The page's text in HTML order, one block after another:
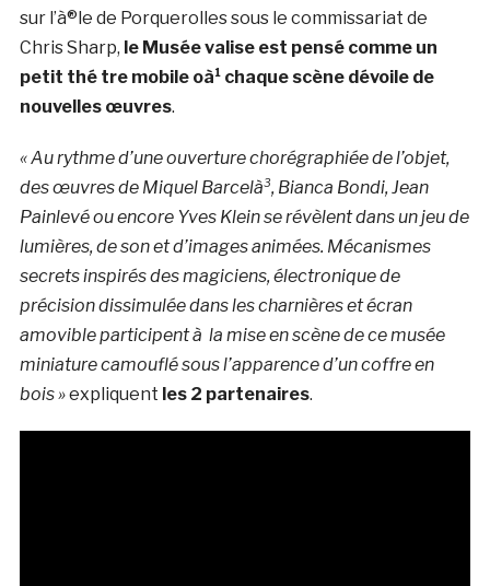
sur l’à®le de Porquerolles sous le commissariat de
Chris Sharp, le Musée valise est pensé comme un
petit thé tre mobile oà¹ chaque scène dévoile de
nouvelles œuvres.
« Au rythme d’une ouverture chorégraphiée de l’objet,
des œuvres de Miquel Barcelà³, Bianca Bondi, Jean
Painlevé ou encore Yves Klein se révèlent dans un jeu de
lumières, de son et d’images animées. Mécanismes
secrets inspirés des magiciens, électronique de
précision dissimulée dans les charnières et écran
amovible participent à la mise en scène de ce musée
miniature camouflé sous l’apparence d’un coffre en
bois »expliquent les 2 partenaires.